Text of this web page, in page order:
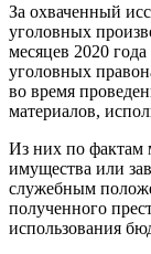
За охваченный
уголовных
месяцев 2020
уголовных
во время
материалов,
Из них по фактам
имущества или
служебным
полученного
использования